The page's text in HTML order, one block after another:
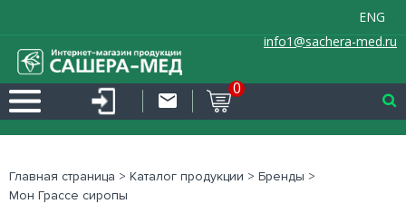
ENG
info1@sachera-med.ru
0
Главная страница > Каталог продукции > Бренды >
Мон Грассе сиропы